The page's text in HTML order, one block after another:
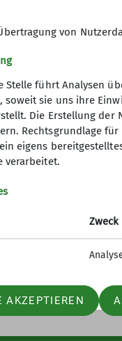
Sektion
Programm
ändern
von
Stelle führt Analysen
soweit sie uns ihre
Die Erstellung der
Rechtsgrundlage
eigens
verarbeitet.
Zweck
AKZEPTIEREN